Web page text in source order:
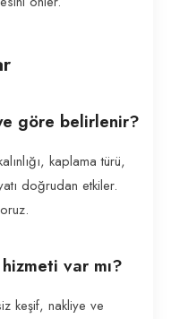
göre belirlenir?
kaplama türü,
doğrudan etkiler.
var mı?
keşif, nakliye ve